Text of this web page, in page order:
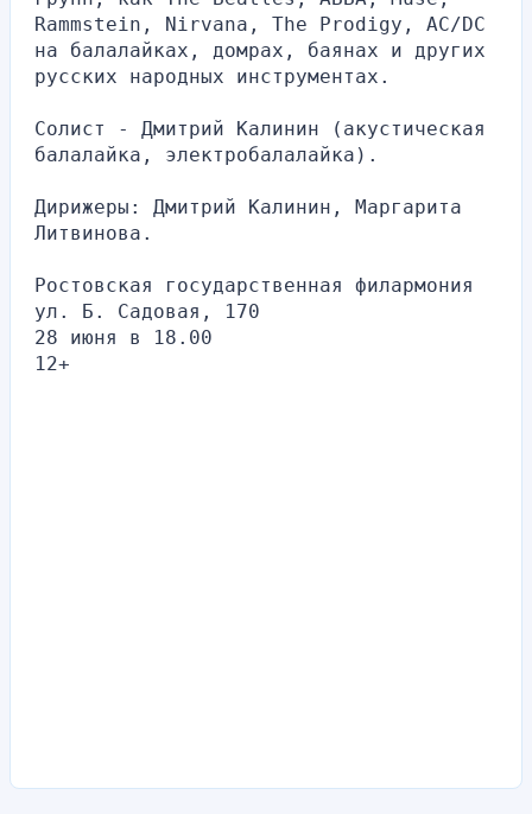
Rammstein, Nirvana, The Prodigy, AC/DC
на балалайках, домрах, баянах и других
русских народных инструментах.
Солист - Дмитрий Калинин (акустическая
балалайка, электробалалайка).
Дирижеры: Дмитрий Калинин, Маргарита
Литвинова.
Ростовская государственная филармония
ул. Б. Садовая, 170
28 июня в 18.00
12+